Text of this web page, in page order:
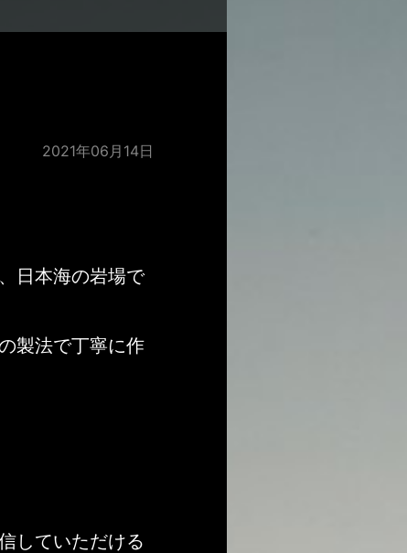
2021年06月14日
日本海の岩場で
製法で丁寧に作
していただける